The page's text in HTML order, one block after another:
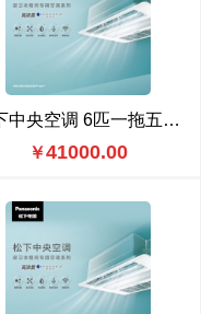
松下中央空调 6匹一拖五（CU-ME54BS6N） 标准款
￥41000.00